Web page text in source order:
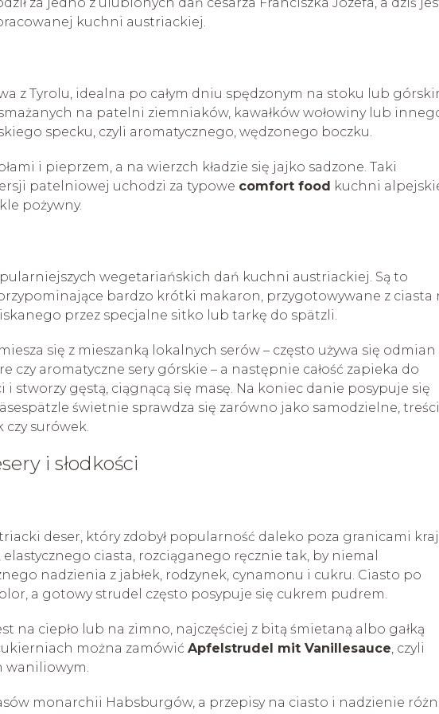
kuchni austriackiej.
z Tyrolu, idealna po całym dniu spędzonym na stoku lub
na patelni ziemniaków, kawałków wołowiny lub
specku, czyli aromatycznego, wędzonego boczku.
i pieprzem, a na wierzch kładzie się jajko sadzone. Taki
patelniowej uchodzi za typowe comfort food kuchni
pożywny.
wegetariańskich dań kuchni austriackiej. Są to
bardzo krótki makaron, przygotowywane z ciasta
przez specjalne sitko lub tarkę do spätzli.
się z mieszanką lokalnych serów – często używa się odmian
czy aromatyczne sery górskie – a następnie całość zapieka do
stworzy gęstą, ciągnącą się masę. Na koniec danie posypuje się
świetnie sprawdza się zarówno jako samodzielne,
surówek.
i słodkości
deser, który zdobył popularność daleko poza granicami
elastycznego ciasta, rozciąganego ręcznie tak, by niemal
nadzienia z jabłek, rodzynek, cynamonu i cukru. Ciasto po
a gotowy strudel często posypuje się cukrem pudrem.
na ciepło lub na zimno, najczęściej z bitą śmietaną albo gałką
można zamówić Apfelstrudel mit Vanillesauce , czyli
waniliowym.
monarchii Habsburgów, a przepisy na ciasto i nadzienie